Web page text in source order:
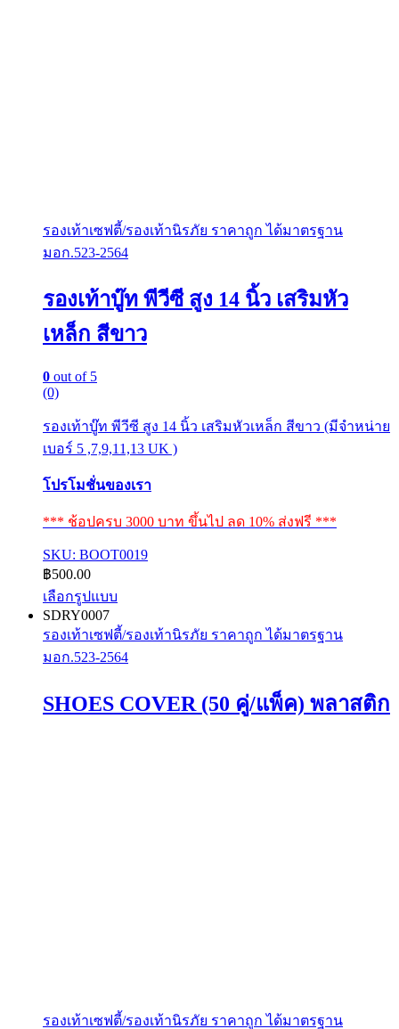
รองเท้าเซฟตี้/รองเท้านิรภัย ราคาถูก ได้มาตรฐาน
มอก.523-2564
รองเท้าบู๊ท พีวีซี สูง 14 นิ้ว เสริมหัว
เหล็ก สีขาว
0 out of 5
(0)
รองเท้าบู๊ท พีวีซี สูง 14 นิ้ว เสริมหัวเหล็ก สีขาว (มีจำหน่าย
เบอร์ 5 ,7,9,11,13 UK )
โปรโมชั่นของเรา
*** ช้อปครบ 3000 บาท ขึ้นไป ลด 10% ส่งฟรี ***
SKU: BOOT0019
฿500.00
เลือกรูปแบบ
This
product
has
multiple
The
options
SDRY0007
รองเท้าเซฟตี้/รองเท้านิรภัย ราคาถูก ได้มาตรฐาน
มอก.523-2564
SHOES COVER (50 คู่/แพ็ค) พลาสติก
รองเท้าเซฟตี้/รองเท้านิรภัย ราคาถูก ได้มาตรฐาน